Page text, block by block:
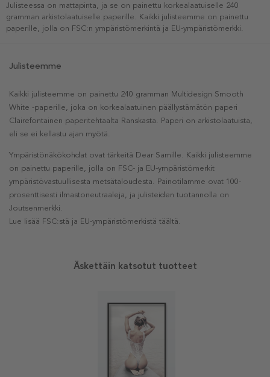
Julisteessa on mattapinta, ja se on painettu korkealaatuiselle 240
gramman arkistolaatuiselle paperille. Kaikki julisteemme on painettu
paperille, jolla on FSC:n ympäristömerkintä ja EU-ympäristömerkki.
Julisteemme
Kaikki julisteemme on painettu 240 gramman Multidesign Smooth
White -paperille, joka on korkealaatuinen päällystämätön paperi
Clairefontainen paperitehtaalta Ranskasta. Paperi on arkistolaatuista,
eli se ei kellastu ajan myötä.
Ympäristönäkökohdat ovat tärkeitä Dear Samille. Kaikki julisteemme
on painettu paperille, jolla on FSC- ja EU-ympäristömerkit
ympäristövastuullisesta metsätaloudesta. Painotilamme ovat 100-
prosenttisesti ilmastoneutraaleja, ja julisteiden tuotannolla on
Joutsenmerkki.
Lue lisää FSC:stä ja EU-ympäristömerkistä täältä.
Äskettäin katsotut tuotteet